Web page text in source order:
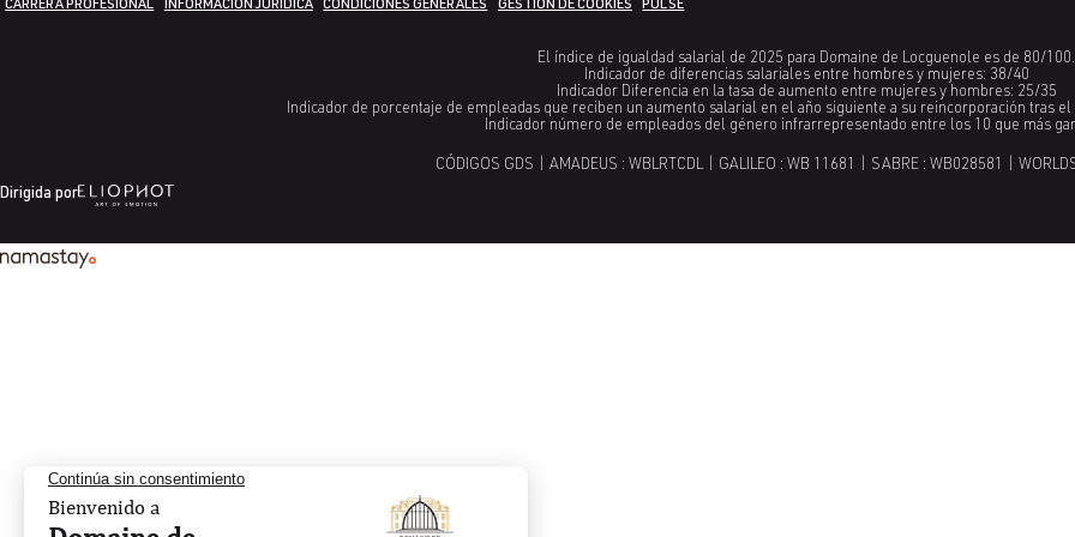
CARRERA PROFESIONAL INFORMACIÓN JURÍDICA CONDICIONES GENERALES GESTIÓN DE COOKIES PULSE
El índice de igualdad salarial de 2025 para Domaine de Locguenole es de 80/100.
Indicador de diferencias salariales entre hombres y mujeres: 38/40
Indicador Diferencia en la tasa de aumento entre mujeres y hombres: 25/35
Indicador de porcentaje de empleadas que reciben un aumento salarial en el año siguiente a su reincorporación tras
Indicador número de empleados del género infrarrepresentado entre los 10 que más
CÓDIGOS GDS | AMADEUS : WBLRTCDL | GALILEO : WB 11681 | SABRE : WB028581 |
Dirigida por